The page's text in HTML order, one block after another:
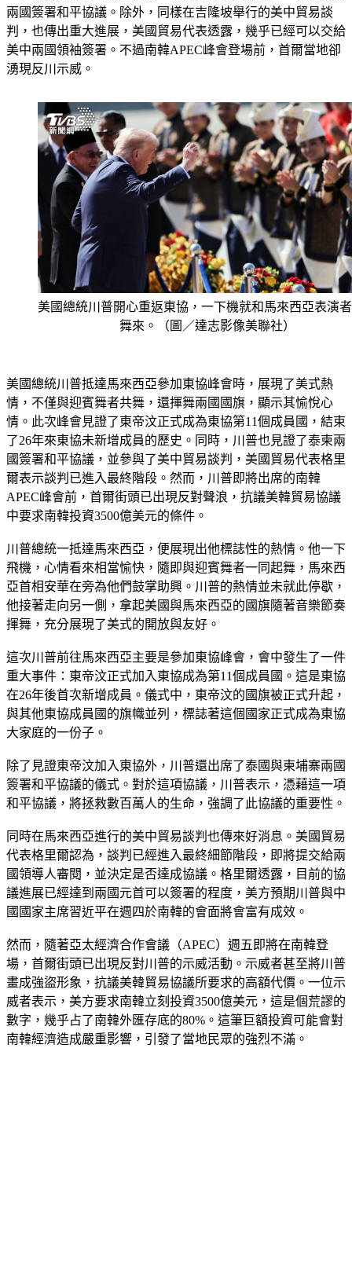
兩國簽署和平協議。除外，同樣在吉隆坡舉行的美中貿易談
判，也傳出重大進展，美國貿易代表透露，幾乎已經可以交給
美中兩國領袖簽署。不過南韓APEC峰會登場前，首爾當地卻
湧現反川示威。
美國總統川普開心重返東協，一下機就和馬來西亞表演
舞來。（圖／達志影像美聯社）
美國總統川普抵達馬來西亞參加東協峰會時，展現了美式熱
情，不僅與迎賓舞者共舞，還揮舞兩國國旗，顯示其愉悅心
情。此次峰會見證了東帝汶正式成為東協第11個成員國，結束
了26年來東協未新增成員的歷史。同時，川普也見證了泰柬兩
國簽署和平協議，並參與了美中貿易談判，美國貿易代表格里
爾表示談判已進入最終階段。然而，川普即將出席的南韓
APEC峰會前，首爾街頭已出現反對聲浪，抗議美韓貿易協議
中要求南韓投資3500億美元的條件。
川普總統一抵達馬來西亞，便展現出他標誌性的熱情。他一下
飛機，心情看來相當愉快，隨即與迎賓舞者一同起舞，馬來西
亞首相安華在旁為他們鼓掌助興。川普的熱情並未就此停歇，
他接著走向另一側，拿起美國與馬來西亞的國旗隨著音樂節奏
揮舞，充分展現了美式的開放與友好。
這次川普前往馬來西亞主要是參加東協峰會，會中發生了一件
重大事件：東帝汶正式加入東協成為第11個成員國。這是東協
在26年後首次新增成員。儀式中，東帝汶的國旗被正式升起，
與其他東協成員國的旗幟並列，標誌著這個國家正式成為東協
大家庭的一份子。
除了見證東帝汶加入東協外，川普還出席了泰國與柬埔寨兩國
簽署和平協議的儀式。對於這項協議，川普表示，憑藉這一項
和平協議，將拯救數百萬人的生命，強調了此協議的重要性。
同時在馬來西亞進行的美中貿易談判也傳來好消息。美國貿易
代表格里爾認為，談判已經進入最終細節階段，即將提交給兩
國領導人審閱，並決定是否達成協議。格里爾透露，目前的協
議進展已經達到兩國元首可以簽署的程度，美方預期川普與中
國國家主席習近平在週四於南韓的會面將會富有成效。
然而，隨著亞太經濟合作會議（APEC）週五即將在南韓登
場，首爾街頭已出現反對川普的示威活動。示威者甚至將川普
畫成強盜形象，抗議美韓貿易協議所要求的高額代價。一位示
威者表示，美方要求南韓立刻投資3500億美元，這是個荒謬的
數字，幾乎占了南韓外匯存底的80%。這筆巨額投資可能會對
南韓經濟造成嚴重影響，引發了當地民眾的強烈不滿。